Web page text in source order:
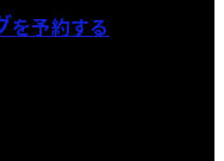
を予約する